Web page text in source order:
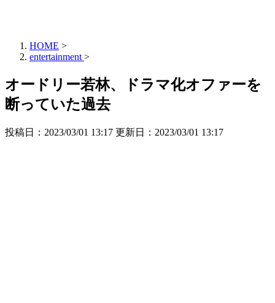
HOME >
entertainment >
オードリー若林、ドラマ化オファーを
断っていた過去
投稿日：2023/03/01 13:17 更新日： 2023/03/01 13:17